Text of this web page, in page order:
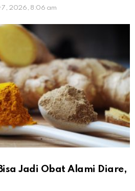
7, 2026, 8:06 am
Jadi Obat Alami Diare,